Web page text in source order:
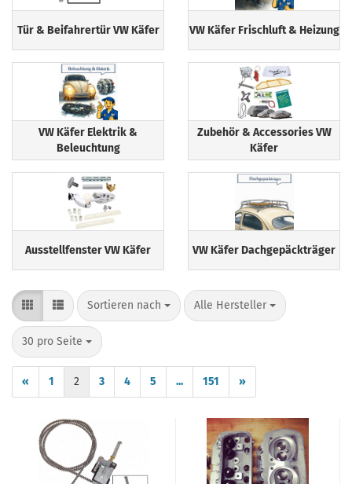
Tür & Beifahrertür VW Käfer VW Käfer Frischluft & Heizung
VW Käfer Elektrik &
Beleuchtung
Zubehör & Accessories VW
Käfer
Ausstellfenster VW Käfer VW Käfer Dachgepäckträger
Sortieren nach
Sortieren nach Alle Hersteller
pro Seite
30 pro Seite
pro Seite
« 1 2 3 4 5 ... 151 »